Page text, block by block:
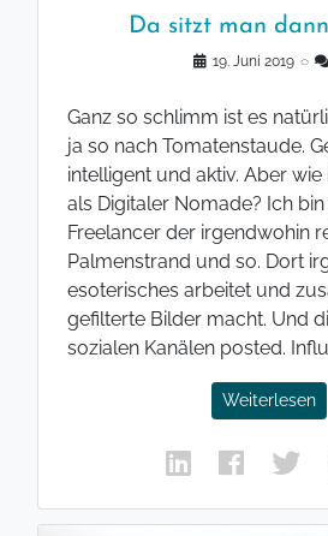
Da sitzt man
19. Juni 2019 ◌
Ganz so schlimm ist es
ja so nach Tomatenstaude.
intelligent und aktiv. Aber
als Digitaler Nomade? Ich
Freelancer der irgendwohin
Palmenstrand und so. Dort
esoterisches arbeitet und
gefilterte Bilder macht. Und
sozialen Kanälen posted.
Weiterlesen